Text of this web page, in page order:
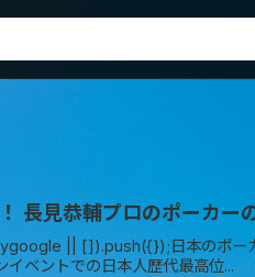
長見恭輔プロのポーカー
|| []).push({});日本のポーカ
イベントでの日本人歴代最高位...